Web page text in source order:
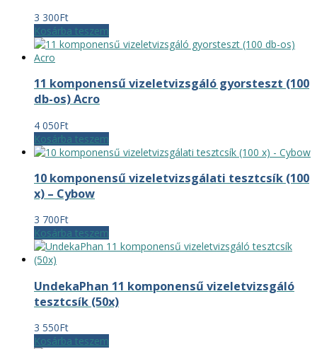
3 300Ft
Kosárba teszem
11 komponensű vizeletvizsgáló gyorsteszt (100
db-os) Acro
4 050Ft
Kosárba teszem
10 komponensű vizeletvizsgálati tesztcsík (100
x) – Cybow
3 700Ft
Kosárba teszem
UndekaPhan 11 komponensű vizeletvizsgáló
tesztcsík (50x)
3 550Ft
Kosárba teszem